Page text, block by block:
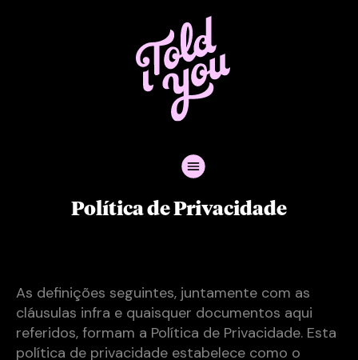
Política de Privacidade
As definições seguintes, juntamente com as
cláusulas infra e quaisquer documentos aqui
referidos, formam a Política de Privacidade. Esta
política de privacidade estabelece como o